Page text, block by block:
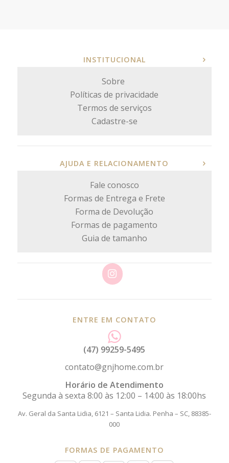
INSTITUCIONAL
Sobre
Políticas de privacidade
Termos de serviços
Cadastre-se
AJUDA E RELACIONAMENTO
Fale conosco
Formas de Entrega e Frete
Forma de Devolução
Formas de pagamento
Guia de tamanho
ENTRE EM CONTATO
(47) 99259-5495
contato@gnjhome.com.br
Horário de Atendimento
Segunda à sexta 8:00 às 12:00 – 14:00 às 18:00hs
Av. Geral da Santa Lidia, 6121 – Santa Lidia. Penha – SC, 88385-
000
FORMAS DE PAGAMENTO